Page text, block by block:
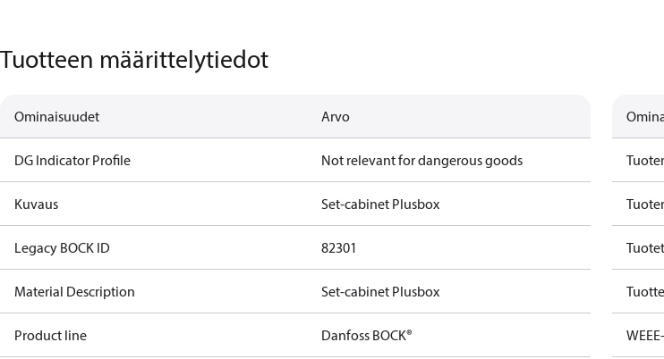
Tuotteen määrittelytiedot
Ominaisuudet Arvo
DG Indicator Profile Not relevant for dangerous goods
Kuvaus Set-cabinet Plusbox
Legacy BOCK ID 82301
Material Description Set-cabinet Plusbox
Product line Danfoss BOCK®